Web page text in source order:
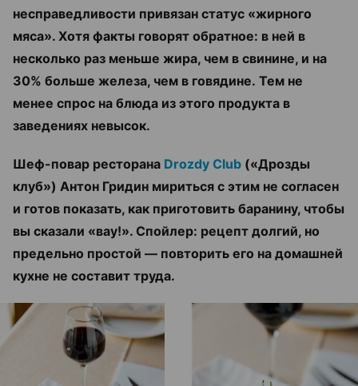
несправедливости привязан статус «жирного
мяса». Хотя факты говорят обратное: в ней в
несколько раз меньше жира, чем в свинине, и на
30% больше железа, чем в говядине. Тем не
менее спрос на блюда из этого продукта в
заведениях невысок.
Шеф-повар ресторана Drozdy Club («Дрозды
клуб») Антон Гридин мириться с этим не согласен
и готов показать, как приготовить баранину, чтобы
вы сказали «вау!». Спойлер: рецепт долгий, но
предельно простой — повторить его на домашней
кухне не составит труда.